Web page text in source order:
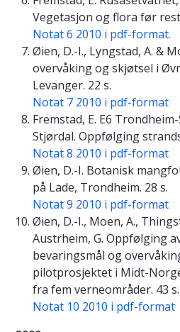
Vegetasjon og flora før
Notat 6 2010 i pdf-format.
Øien, D.-I., Lyngstad, A. &
overvåking og skjøtsel i
Levanger. 22 s.
Notat 7 2010 i pdf-format
Fremstad, E. E6
Stjørdal. Oppfølging
Notat 8 2010 i pdf-format
Øien, D.-I. Botanisk
på Lade, Trondheim. 28 s.
Notat 9 2010 i pdf-format
Øien, D.-I., Moen, A.,
Austrheim, G. Oppfølging
bevaringsmål og
pilotprosjektet i Midt-
fra fem verneområder. 43 s.
Notat 10 2010 i pdf-format